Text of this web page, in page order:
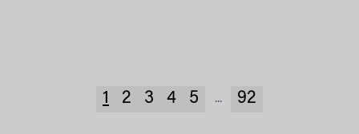
1 2 3 4 5 ... 92